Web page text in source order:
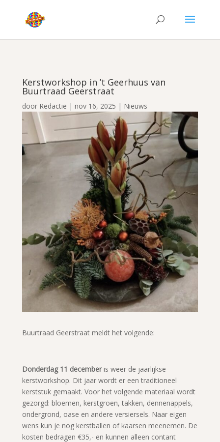
Kerstworkshop in ’t Geerhuus van
Buurtraad Geerstraat
door Redactie | nov 16, 2025 | Nieuws
Buurtraad Geerstraat meldt het volgende:
Donderdag 11 decemberis weer de jaarlijkse
kerstworkshop. Dit jaar wordt er een traditioneel
kerststuk gemaakt. Voor het volgende materiaal wordt
gezorgd: bloemen, kerstgroen, takken, dennenappels,
ondergrond, oase en andere versiersels. Naar eigen
wens kun je nog kerstballen of kaarsen meenemen. De
kosten bedragen €35,- en kunnen alleen contant